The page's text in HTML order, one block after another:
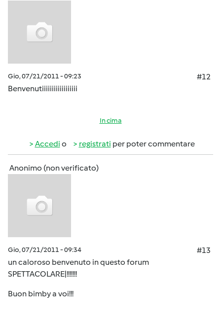
Gio, 07/21/2011 - 09:23
#12
Benvenutiiiiiiiiiiiiiiiiii
In cima
Accedi o registrati per poter commentare
Anonimo (non verificato)
Gio, 07/21/2011 - 09:34
#13
un caloroso benvenuto in questo forum
SPETTACOLARE|!!!!!!!
Buon bimby a voi!!!